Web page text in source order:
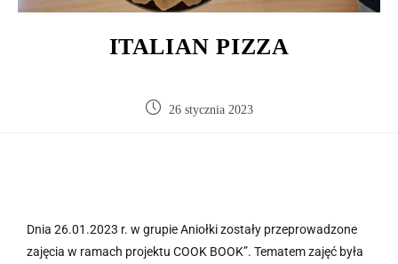
ITALIAN PIZZA
26 stycznia 2023
Dnia 26.01.2023 r. w grupie Aniołki zostały przeprowadzone
zajęcia w ramach projektu COOK BOOK”. Tematem zajęć była